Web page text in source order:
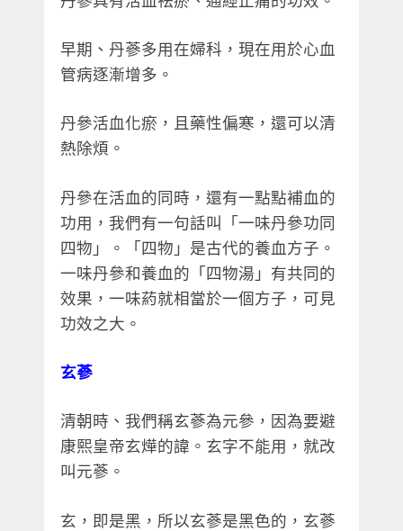
早期、丹蔘多用在婦科，現在用於心血
管病逐漸增多。
丹參活血化瘀，且藥性偏寒，還可以清
熱除煩。
丹參在活血的同時，還有一點點補血的
功用，我們有一句話叫「一味丹參功同
四物」。「四物」是古代的養血方子。
一味丹參和養血的「四物湯」有共同的
效果，一味葯就相當於一個方子，可見
功效之大。
玄蔘
清朝時、我們稱玄蔘為元參，因為要避
康熙皇帝玄燁的諱。玄字不能用，就改
叫元蔘。
玄，即是黑，所以玄蔘是黑色的，玄蔘